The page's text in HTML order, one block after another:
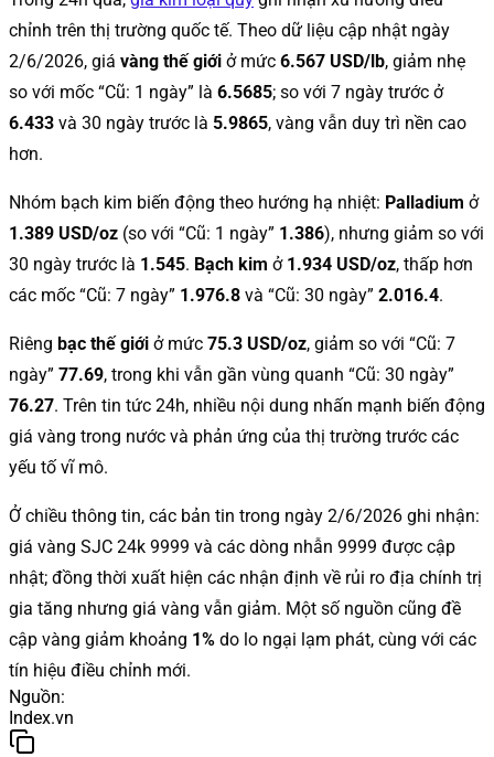
chỉnh trên thị trường quốc tế. Theo dữ liệu cập nhật ngày
2/6/2026, giá vàng thế giới ở mức 6.567 USD/lb, giảm nhẹ
so với mốc “Cũ: 1 ngày” là 6.5685; so với 7 ngày trước ở
6.433 và 30 ngày trước là 5.9865, vàng vẫn duy trì nền cao
hơn.
Nhóm bạch kim biến động theo hướng hạ nhiệt: Palladium ở
1.389 USD/oz (so với “Cũ: 1 ngày” 1.386), nhưng giảm so với
30 ngày trước là 1.545. Bạch kim ở 1.934 USD/oz, thấp hơn
các mốc “Cũ: 7 ngày” 1.976.8 và “Cũ: 30 ngày” 2.016.4.
Riêng bạc thế giới ở mức 75.3 USD/oz, giảm so với “Cũ: 7
ngày” 77.69, trong khi vẫn gần vùng quanh “Cũ: 30 ngày”
76.27. Trên tin tức 24h, nhiều nội dung nhấn mạnh biến động
giá vàng trong nước và phản ứng của thị trường trước các
yếu tố vĩ mô.
Ở chiều thông tin, các bản tin trong ngày 2/6/2026 ghi nhận:
giá vàng SJC 24k 9999 và các dòng nhẫn 9999 được cập
nhật; đồng thời xuất hiện các nhận định về rủi ro địa chính trị
gia tăng nhưng giá vàng vẫn giảm. Một số nguồn cũng đề
cập vàng giảm khoảng 1% do lo ngại lạm phát, cùng với các
tín hiệu điều chỉnh mới.
Nguồn:
Index.vn